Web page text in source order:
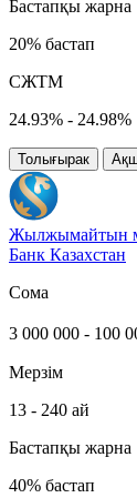
Бастапқы жарна
20% бастап
СЖТМ
24.93% - 24.98%
Толығырак
Жылжымайтын
Банк Казахстан
Сома
3 000 000 - 100
Мерзім
13 - 240 ай
Бастапқы жарна
40% бастап